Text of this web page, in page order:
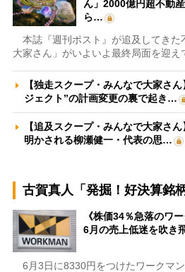
ん」2000億円超不動
ら…
本誌『週刊ポスト』が追及してきた
大家さん」がいよいよ最終局面を迎え
【独走スクープ・みんなで大家さ
ジェクト”の計画変更の裏で起き…
【追及スクープ・みんなで大家さ
明かされる柳瀬健一・代表の思…
古賀真人「発掘！好決算銘柄
《株価34％急落のワ
6月の売上低迷を吹き
6月3日に8330円をつけたワークマン